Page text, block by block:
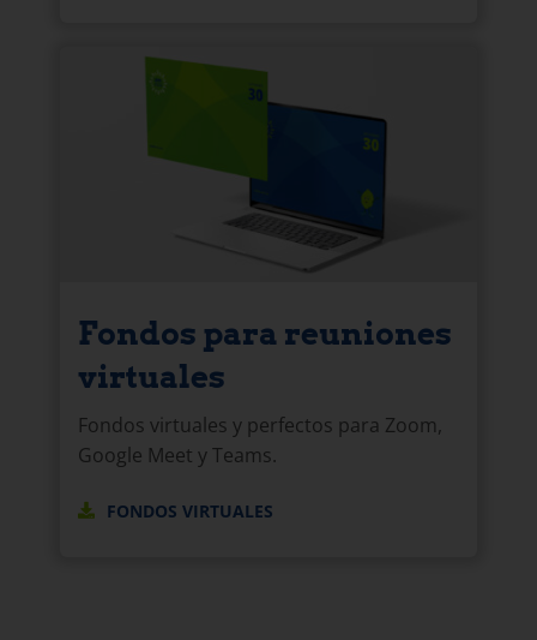
Fondos para reuniones
virtuales
Fondos virtuales y perfectos para Zoom,
Google Meet y Teams.
FONDOS VIRTUALES